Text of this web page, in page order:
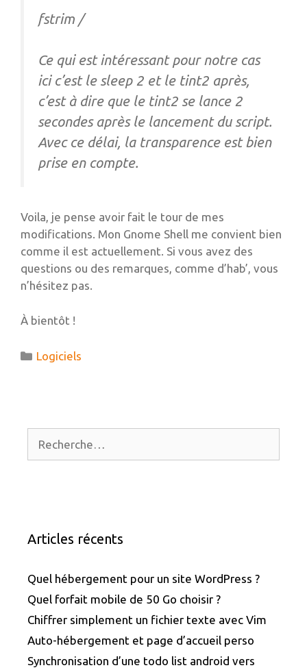
fstrim /
Ce qui est intéressant pour notre cas
ici c’est le sleep 2 et le tint2 après,
c’est à dire que le tint2 se lance 2
secondes après le lancement du script.
Avec ce délai, la transparence est bien
prise en compte.
Voila, je pense avoir fait le tour de mes
modifications. Mon Gnome Shell me convient bien
comme il est actuellement. Si vous avez des
questions ou des remarques, comme d’hab’, vous
n’hésitez pas.
À bientôt !
Catégories
Logiciels
Articles récents
Quel hébergement pour un site WordPress ?
Quel forfait mobile de 50 Go choisir ?
Chiffrer simplement un fichier texte avec Vim
Auto-hébergement et page d’accueil perso
Synchronisation d’une todo list android vers